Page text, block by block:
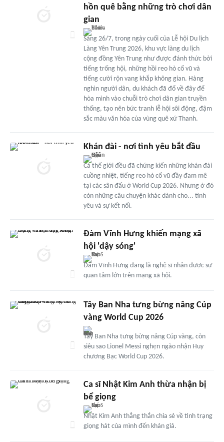
hồn quê bằng những trò chơi dân
gian
Sáng 26/7, trong ngày cuối của Lễ hội Du lịch
Làng Yên Trung 2026, khu vực làng du lịch
cộng đồng Yên Trung như được đánh thức bởi
tiếng trống hội, những hồi reo hò cổ vũ và
tiếng cười rộn vang khắp không gian. Hàng
nghìn người dân, du khách đã đổ về đây để
hòa mình vào chuỗi trò chơi dân gian truyền
thống, tạo nên bức tranh lễ hội sôi động, đậm
sắc màu văn hóa của vùng quê xứ Thanh.
Khán đài - nơi tình yêu bắt đầu
Cả thế giới đều đã chứng kiến những khán đài
cuồng nhiệt, tiếng reo hò cổ vũ đầy đam mê
tại các sân đấu ở World Cup 2026. Nhưng ở đó
còn những câu chuyện khác dành cho... tình
yêu và sự kết nối.
Đàm Vĩnh Hưng khiến mạng xã
hội 'dậy sóng'
Đàm Vĩnh Hưng đang là nghệ sĩ nhận được sự
quan tâm lớn trên mạng xã hội.
Tây Ban Nha tưng bừng nâng Cúp
vàng World Cup 2026
Tây Ban Nha tưng bừng nâng Cúp vàng, còn
siêu sao Lionel Messi nghẹn ngào nhận Huy
chương Bạc World Cup 2026.
Ca sĩ Nhật Kim Anh thừa nhận bị
bể giọng
Nhật Kim Anh thẳng thắn chia sẻ về tình trạng
giọng hát của mình đến khán giả.